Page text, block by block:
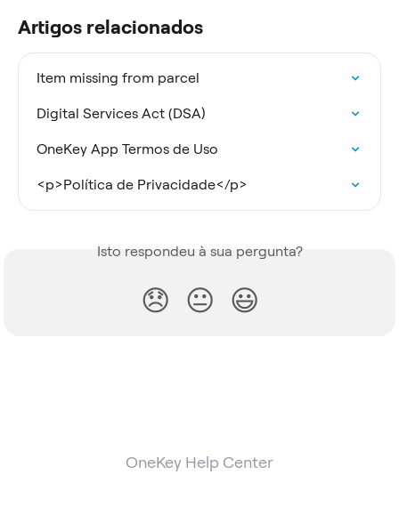
Artigos relacionados
Item missing from parcel
Digital Services Act (DSA)
OneKey App Termos de Uso
<p>Política de Privacidade</p>
Isto respondeu à sua pergunta?
😞 😐 😃
OneKey Help Center